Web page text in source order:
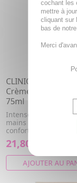
CLINIQUE Deep
Crème Mains et
75ml
Intensément
mains sont douces et
confortables.
21,80€
AJOUTER AU
cochant les
mettre à
cliquant sur
bas de
Merci